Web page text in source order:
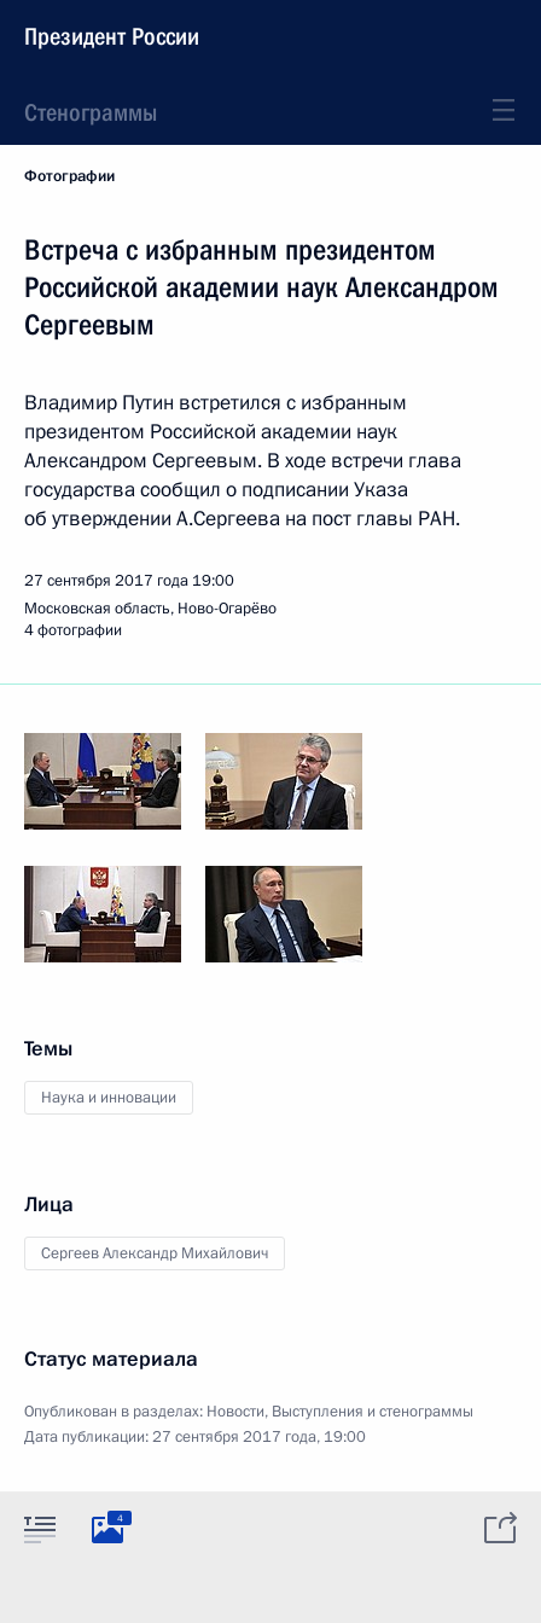
Президент России
Стенограммы
Фотографии
Встреча с избранным президентом
Российской академии наук Александром
Сергеевым
Владимир Путин встретился с избранным
президентом Российской академии наук
Александром Сергеевым. В ходе встречи глава
государства сообщил о подписании Указа
об утверждении А.Сергеева на пост главы РАН.
27 сентября 2017 года 19:00
Московская область, Ново-Огарёво
4 фотографии
Темы
Наука и инновации
Лица
Сергеев Александр Михайлович
Статус материала
Опубликован в разделах: Новости, Выступления и стенограммы
Дата публикации:27 сентября 2017 года, 19:00
4